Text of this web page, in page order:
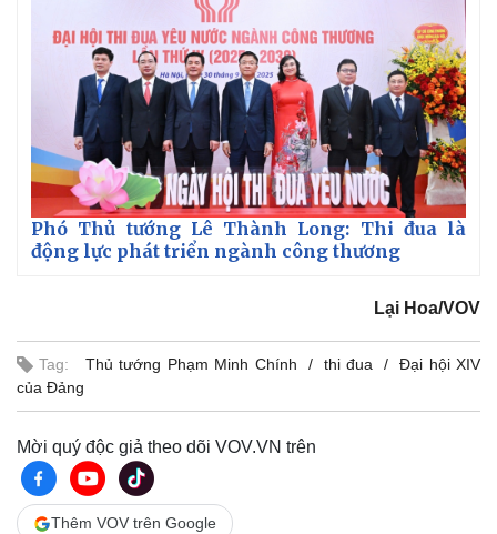
Phó Thủ tướng Lê Thành Long: Thi đua là
động lực phát triển ngành công thương
Lại Hoa/VOV
Tag: Thủ tướng Phạm Minh Chính thi đua
Đại hội XIV
của Đảng
Mời quý độc giả theo dõi VOV.VN trên
Thêm VOV trên Google